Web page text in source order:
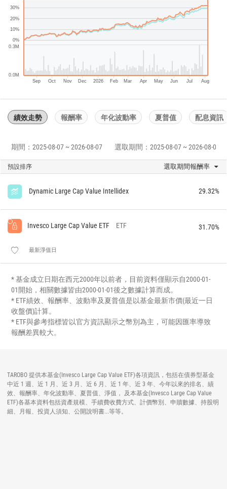
Sep Oct Nov Dec 2026 Feb Mar Apr May Jun Jul Aug
0.0M
0.3M
0%
10%
20%
30%
績效走勢 報酬率 年化波動率 夏普值 配息資訊
期間：2025-08-07 ~ 2026-08-07 選取期間：2025-08-07 ~ 2026-08-07
預設排序 選取期間報酬率
Dynamic Large Cap Value Intellidex 29.32%
Invesco Large Cap Value ETF ETF 31.70%
最新淨值日
* 基金成立日期在西元2000年以前者，目前資料僅顯示自2000-01-
01開始，相關數據皆由2000-01-01後之數據計算而成。
* ETF績效、報酬率、波動率及夏普值是以基金最新市價(最近一日
收盤價)計算。
* ETF與參考指標皆以官方資訊顯示之幣別為主，可能因匯率導致
報酬差異較大。
TAROBO 提供本基金(Invesco Large Cap Value ETF)各項資訊，包括在債券型基金
中近 1 週、近 1 月、近 3 月、近 6 月、近 1 年、近 3 年、今年以來的排名、績
效、報酬率、年化波動率、夏普值、淨值， 及本基金(Invesco Large Cap Value
ETF)各基本資料包括資產規模、手續費收費方式、計價幣別、申贖數據、持股明
細、月報、投資人須知、公開說明書...等等。